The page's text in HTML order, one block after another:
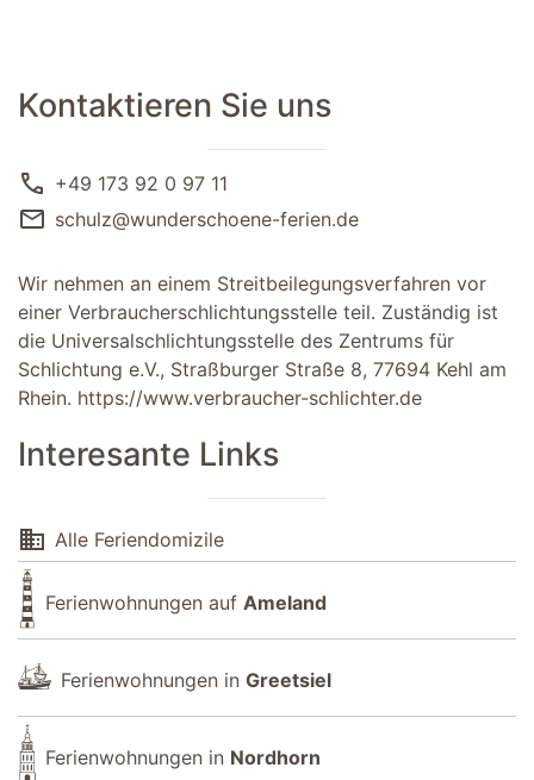
Kontaktieren Sie uns
call +49 173 92 0 97 11
mail schulz@wunderschoene-ferien.de
Wir nehmen an einem Streitbeilegungsverfahren vor
einer Verbraucherschlichtungsstelle teil. Zuständig ist
die Universalschlichtungsstelle des Zentrums für
Schlichtung e.V., Straßburger Straße 8, 77694 Kehl am
Rhein. https://www.verbraucher-schlichter.de
Interesante Links
domain Alle Feriendomizile
Ferienwohnungen auf Ameland
Ferienwohnungen in Greetsiel
Ferienwohnungen in Nordhorn